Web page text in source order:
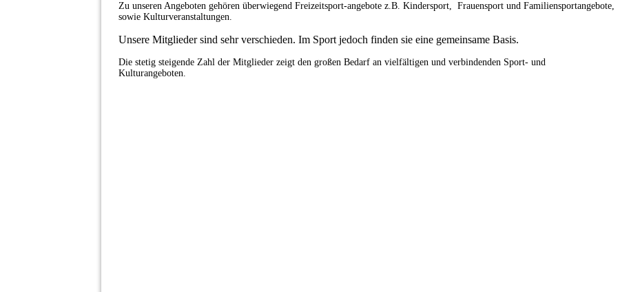
Zu unseren Angeboten gehören überwiegend Freizeitsport-angebote z.B. Kindersport, Frauensport und Familiensportangebote,
sowie Kulturveranstaltungen.
Unsere Mitglieder sind sehr verschieden. Im Sport jedoch finden sie eine gemeinsame Basis.
Die stetig steigende Zahl der Mitglieder zeigt den großen Bedarf an vielfältigen und verbindenden Sport- und
Kulturangeboten.